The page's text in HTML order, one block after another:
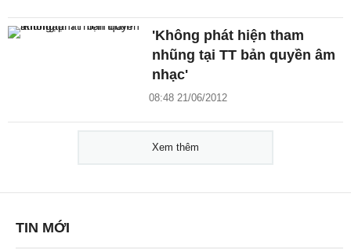
'Không phát hiện tham
nhũng tại TT bản quyền âm
nhạc'
08:48 21/06/2012
Xem thêm
TIN MỚI